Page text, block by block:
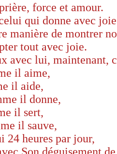
force et amour.
qui donne avec
manière de montrer
tout avec joie.
avec lui, maintenant,
il aime,
il aide,
il donne,
il sert,
il sauve,
24 heures par jour,
Son déguisement